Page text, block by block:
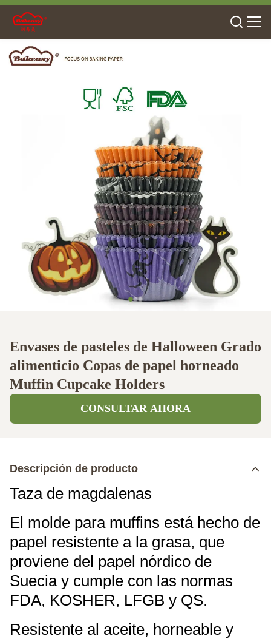
Envases de pasteles de Halloween Grado
alimenticio Copas de papel horneado
Muffin Cupcake Holders
CONSULTAR AHORA
Descripción de producto
Taza de magdalenas
El molde para muffins está hecho de
papel resistente a la grasa, que
proviene del papel nórdico de
Suecia y cumple con las normas
FDA, KOSHER, LFGB y QS.
Resistente al aceite, horneable y